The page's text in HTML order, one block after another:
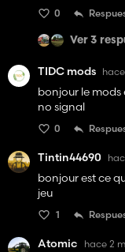
0
Ver 3
TIDC mods
bonjour le mods
no signal
0
Tintin44690
bonjour est ce
jeu
1
Atomic hace 2